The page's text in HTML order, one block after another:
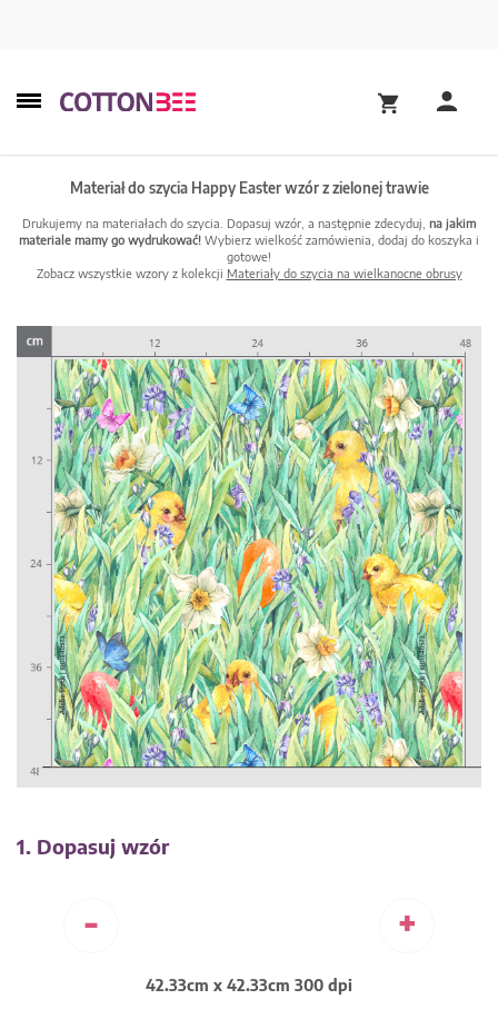
Materiał do szycia Happy Easter wzór z zielonej trawie
Drukujemy na materiałach do szycia. Dopasuj wzór, a następnie zdecyduj, na jakim
materiale mamy go wydrukować! Wybierz wielkość zamówienia, dodaj do koszyka i
gotowe!
Zobacz wszystkie wzory z kolekcji Materiały do szycia na wielkanocne obrusy
1. Dopasuj wzór
- +
42.33cm x 42.33cm 300 dpi